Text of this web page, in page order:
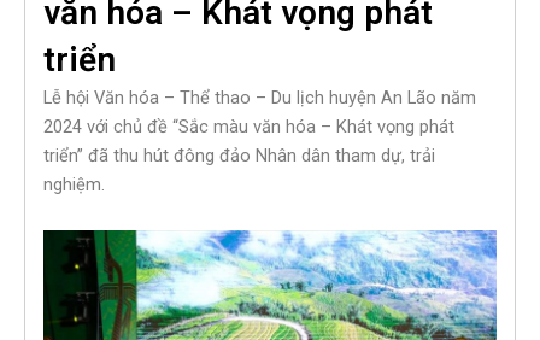
văn hóa – Khát vọng phát
triển
Lễ hội Văn hóa – Thể thao – Du lịch huyện An Lão năm
2024 với chủ đề “Sắc màu văn hóa – Khát vọng phát
triển” đã thu hút đông đảo Nhân dân tham dự, trải
nghiệm.